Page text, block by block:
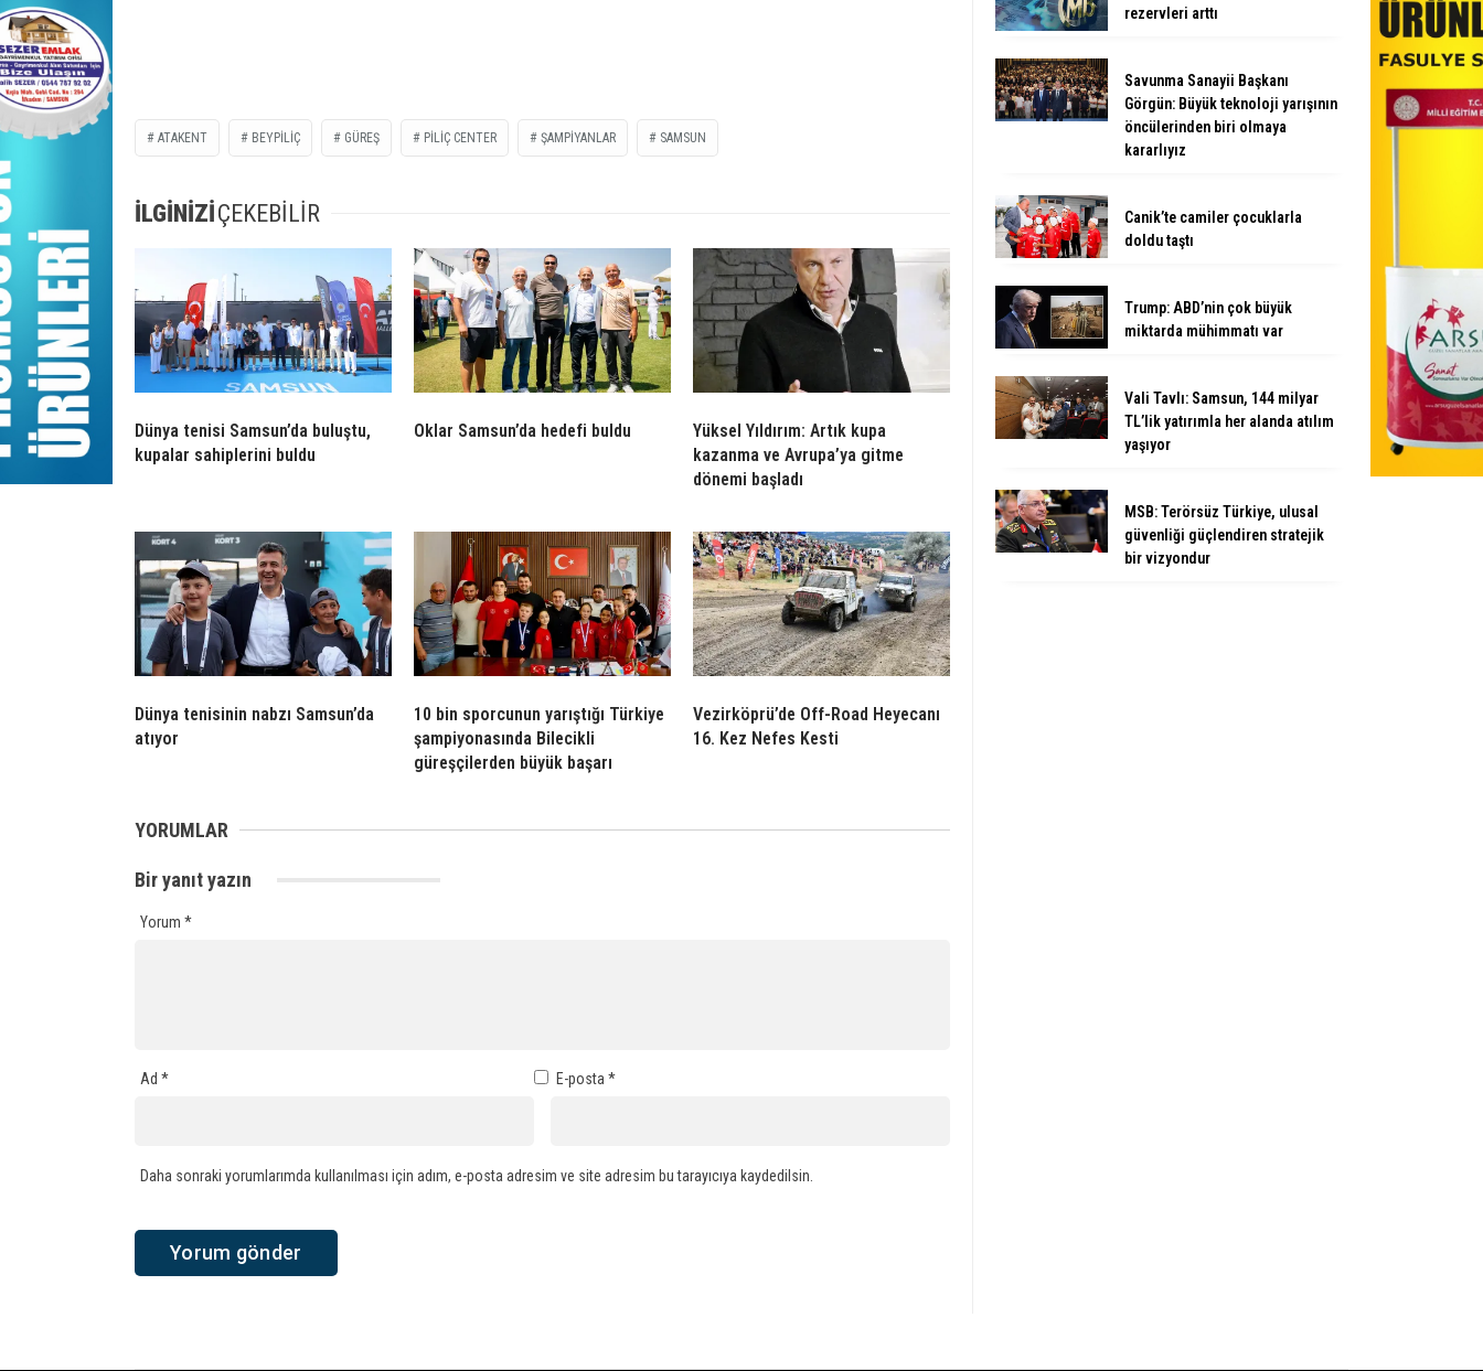
ATAKENT BEYPILIÇ GÜREŞ PILIÇ CENTER ŞAMPİYANLAR SAMSUN
İLGİNİZİÇEKEBİLİR
Dünya tenisi Samsun’da buluştu,
kupalar sahiplerini buldu
Oklar Samsun’da hedefi buldu
Yüksel Yıldırım: Artık kupa
kazanma ve Avrupa’ya gitme
dönemi başladı
Dünya tenisinin nabzı Samsun’da
atıyor
10 bin sporcunun yarıştığı Türkiye
şampiyonasında Bilecikli
güreşçilerden büyük başarı
Vezirköprü’de Off-Road Heyecanı
16. Kez Nefes Kesti
YORUMLAR
Bir yanıt yazın
Yorum *
Ad * E-posta *
Daha sonraki yorumlarımda kullanılması için adım, e-posta adresim ve site adresim bu tarayıcıya kaydedilsin.
rezervleri arttı
Savunma Sanayii Başkanı
Görgün: Büyük teknoloji yarışının
öncülerinden biri olmaya
kararlıyız
Canik’te camiler çocuklarla
doldu taştı
Trump: ABD’nin çok büyük
miktarda mühimmatı var
Vali Tavlı: Samsun, 144 milyar
TL’lik yatırımla her alanda atılım
yaşıyor
MSB: Terörsüz Türkiye, ulusal
güvenliği güçlendiren stratejik
bir vizyondur